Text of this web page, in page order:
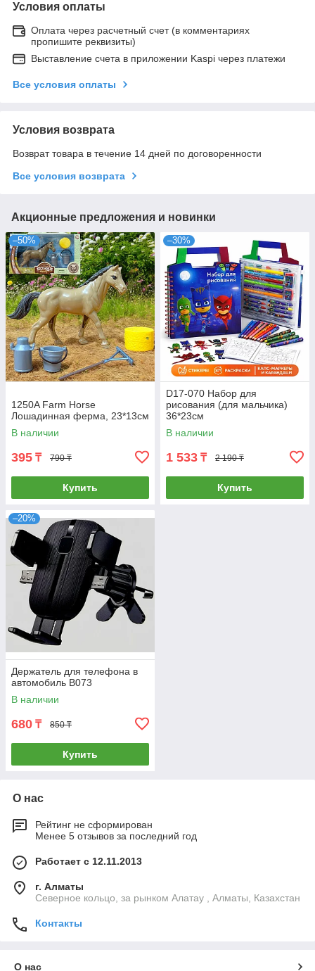
Условия оплаты
Оплата через расчетный счет (в комментариях
пропишите реквизиты)
Выставление счета в приложении Kaspi через платежи
Все условия оплаты
Условия возврата
Возврат товара в течение 14 дней по договоренности
Все условия возврата
Акционные предложения и новинки
–50%
1250A Farm Horse
Лошадинная ферма, 23*13см
В наличии
395 ₸ 790 ₸
Купить
–30%
D17-070 Набор для
рисования (для мальчика)
36*23см
В наличии
1 533 ₸ 2 190 ₸
Купить
–20%
Держатель для телефона в
автомобиль B073
В наличии
680 ₸ 850 ₸
Купить
О нас
Рейтинг не сформирован
Менее 5 отзывов за последний год
Работает с 12.11.2013
г. Алматы
Северное кольцо, за рынком Алатау , Алматы, Казахстан
Контакты
О нас